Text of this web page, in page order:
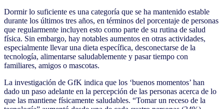
Dormir lo suficiente es una categoría que se ha mantenido estable
durante los últimos tres años, en términos del porcentaje de personas
que regularmente incluyen esto como parte de su rutina de salud
física. Sin embargo, hay notables aumentos en otras actividades,
especialmente llevar una dieta específica, desconectarse de la
tecnología, alimentarse saludablemente y pasar tiempo con
familiares, amigos o mascotas.
La investigación de GfK indica que los ‘buenos momentos’ han
dado un paso adelante en la percepción de las personas acerca de lo
que las mantiene físicamente saludables. “Tomar un receso de la